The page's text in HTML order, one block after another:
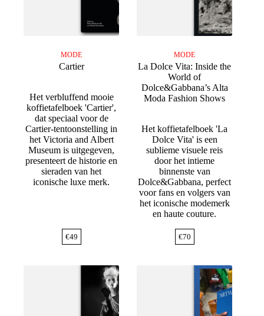
MODE
Cartier
Het verbluffend mooie
koffietafelboek 'Cartier',
dat speciaal voor de
Cartier-tentoonstelling in
het Victoria and Albert
Museum is uitgegeven,
presenteert de historie en
sieraden van het
iconische luxe merk.
€49
MODE
La Dolce Vita: Inside the
World of
Dolce&Gabbana’s Alta
Moda Fashion Shows
Het koffietafelboek 'La
Dolce Vita' is een
sublieme visuele reis
door het intieme
binnenste van
Dolce&Gabbana, perfect
voor fans en volgers van
het iconische modemerk
en haute couture.
€70